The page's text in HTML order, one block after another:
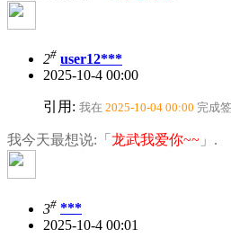
2# user12***
2025-10-4 00:00
引用: 我在 2025-10-04 00:00 完成
我今天最想说:「 龙武我爱你~~ 」.
3# ***
2025-10-4 00:01